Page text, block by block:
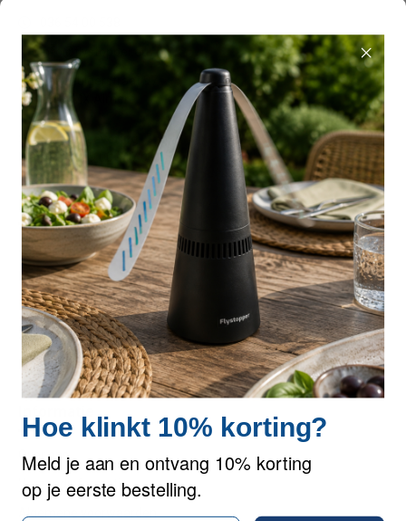
info@flystopper.eu
Zandzuigerstraat 97
1333 MX Almere
Support en Levering
Ma. t/m vr. 09.00 - 17.00 uur
Extra
Aanbiedingen
Merken
Retourneren
Sitemap
Kenniscentrum
Over ons
Verzendinformatie
Algemene voorwaarden
Hoe klinkt 10% korting?
Meld je aan en ontvang 10% korting
op je eerste bestelling.